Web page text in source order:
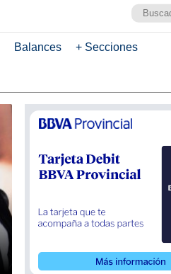
Balances + Secciones